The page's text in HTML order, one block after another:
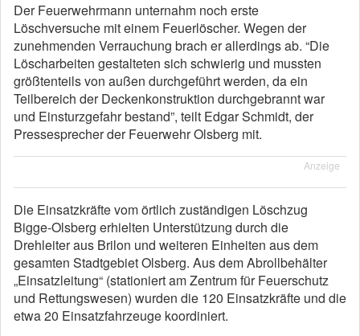
Der Feuerwehrmann unternahm noch erste
Löschversuche mit einem Feuerlöscher. Wegen der
zunehmenden Verrauchung brach er allerdings ab. “Die
Löscharbeiten gestalteten sich schwierig und mussten
größtenteils von außen durchgeführt werden, da ein
Teilbereich der Deckenkonstruktion durchgebrannt war
und Einsturzgefahr bestand”, teilt Edgar Schmidt, der
Pressesprecher der Feuerwehr Olsberg mit.
Anzeige
Die Einsatzkräfte vom örtlich zuständigen Löschzug
Bigge-Olsberg erhielten Unterstützung durch die
Drehleiter aus Brilon und weiteren Einheiten aus dem
gesamten Stadtgebiet Olsberg. Aus dem Abrollbehälter
„Einsatzleitung“ (stationiert am Zentrum für Feuerschutz
und Rettungswesen) wurden die 120 Einsatzkräfte und die
etwa 20 Einsatzfahrzeuge koordiniert.